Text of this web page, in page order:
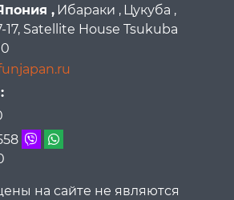
, Ибараки , Цукуба ,
17, Satellite House Tsukuba
на сайте не являются